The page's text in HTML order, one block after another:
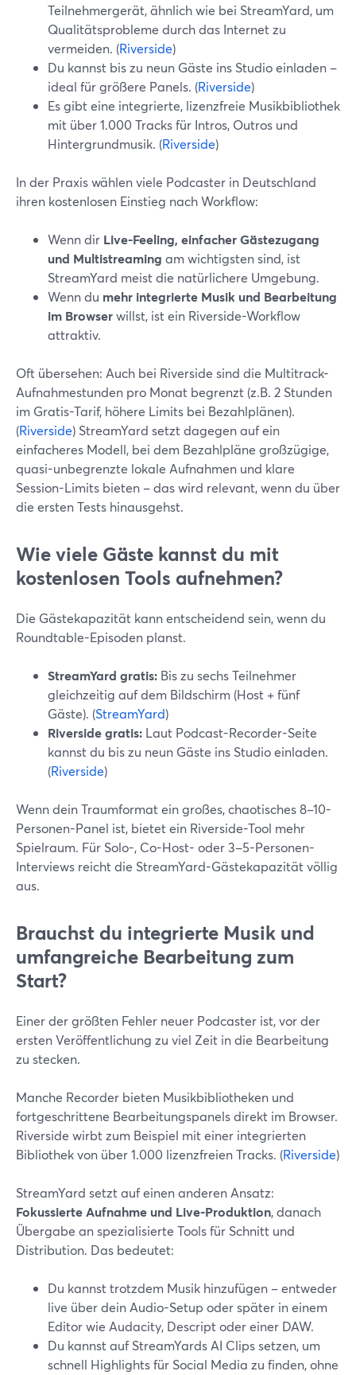
Teilnehmergerät, ähnlich wie bei StreamYard, um
Qualitätsprobleme durch das Internet zu
vermeiden. (Riverside)
Du kannst bis zu neun Gäste ins Studio einladen –
ideal für größere Panels. (Riverside)
Es gibt eine integrierte, lizenzfreie Musikbibliothek
mit über 1.000 Tracks für Intros, Outros und
Hintergrundmusik. (Riverside)
In der Praxis wählen viele Podcaster in Deutschland
ihren kostenlosen Einstieg nach Workflow:
Wenn dir Live-Feeling, einfacher Gästezugang
und Multistreaming am wichtigsten sind, ist
StreamYard meist die natürlichere Umgebung.
Wenn du mehr integrierte Musik und Bearbeitung
im Browserwillst, ist ein Riverside-Workflow
attraktiv.
Oft übersehen: Auch bei Riverside sind die Multitrack-
Aufnahmestunden pro Monat begrenzt (z.B. 2 Stunden
im Gratis-Tarif, höhere Limits bei Bezahlplänen).
(Riverside) StreamYard setzt dagegen auf ein
einfacheres Modell, bei dem Bezahlpläne großzügige,
quasi-unbegrenzte lokale Aufnahmen und klare
Session-Limits bieten – das wird relevant, wenn du über
die ersten Tests hinausgehst.
Wie viele Gäste kannst du mit
kostenlosen Tools aufnehmen?
Die Gästekapazität kann entscheidend sein, wenn du
Roundtable-Episoden planst.
StreamYard gratis: Bis zu sechs Teilnehmer
gleichzeitig auf dem Bildschirm (Host + fünf
Gäste). (StreamYard)
Riverside gratis: Laut Podcast-Recorder-Seite
kannst du bis zu neun Gäste ins Studio einladen.
(Riverside)
Wenn dein Traumformat ein großes, chaotisches 8–10-
Personen-Panel ist, bietet ein Riverside-Tool mehr
Spielraum. Für Solo-, Co-Host- oder 3–5-Personen-
Interviews reicht die StreamYard-Gästekapazität völlig
aus.
Brauchst du integrierte Musik und
umfangreiche Bearbeitung zum
Start?
Einer der größten Fehler neuer Podcaster ist, vor der
ersten Veröffentlichung zu viel Zeit in die Bearbeitung
zu stecken.
Manche Recorder bieten Musikbibliotheken und
fortgeschrittene Bearbeitungspanels direkt im Browser.
Riverside wirbt zum Beispiel mit einer integrierten
Bibliothek von über 1.000 lizenzfreien Tracks. (Riverside)
StreamYard setzt auf einen anderen Ansatz:
Fokussierte Aufnahme und Live-Produktion, danach
Übergabe an spezialisierte Tools für Schnitt und
Distribution. Das bedeutet:
Du kannst trotzdem Musik hinzufügen – entweder
live über dein Audio-Setup oder später in einem
Editor wie Audacity, Descript oder einer DAW.
Du kannst auf StreamYards AI Clips setzen, um
schnell Highlights für Social Media zu finden, ohne